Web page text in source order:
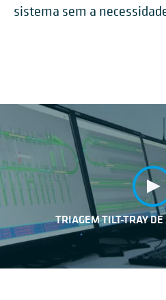
sistema sem a
TRIAGEM TILT-TRAY